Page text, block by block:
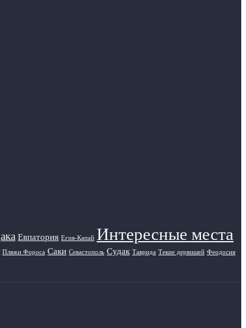
Евпатория Егия-Капай Интересные места
Пляжи Фороса Саки Севастополь Судак Таврида Текие дервишей Феодосия